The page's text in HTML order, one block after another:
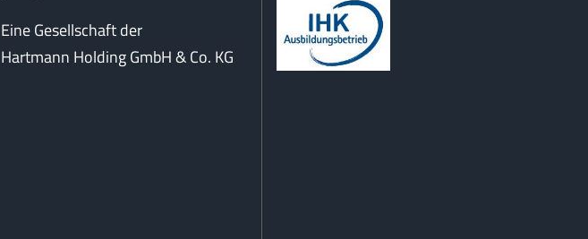
Eine Gesellschaft der
Hartmann Holding GmbH & Co. KG